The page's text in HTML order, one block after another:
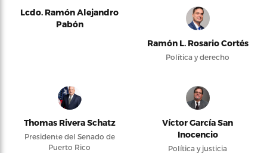
Lcdo. Ramón Alejandro
Pabón
Ramón L. Rosario Cortés
Política y derecho
Thomas Rivera Schatz
Presidente del Senado de
Puerto Rico
Víctor García San
Inocencio
Política y justicia